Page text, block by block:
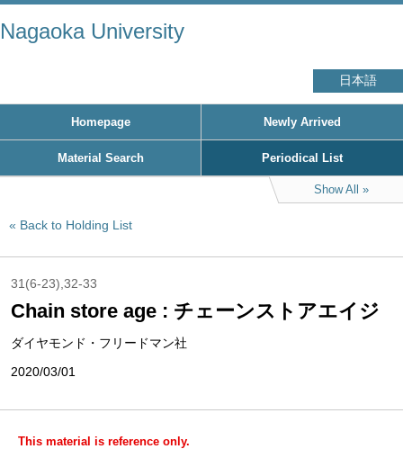
Nagaoka University
日本語
Homepage Newly Arrived
Material Search Periodical List
Show All
Back to Holding List
31(6-23),32-33
Chain store age : チェーンストアエイジ
ダイヤモンド・フリードマン社
2020/03/01
This material is reference only.